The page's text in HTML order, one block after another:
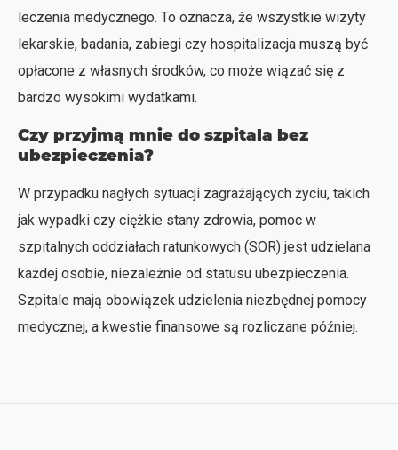
leczenia medycznego. To oznacza, że wszystkie wizyty
lekarskie, badania, zabiegi czy hospitalizacja muszą być
opłacone z własnych środków, co może wiązać się z
bardzo wysokimi wydatkami.
Czy przyjmą mnie do szpitala bez
ubezpieczenia?
W przypadku nagłych sytuacji zagrażających życiu, takich
jak wypadki czy ciężkie stany zdrowia, pomoc w
szpitalnych oddziałach ratunkowych (SOR) jest udzielana
każdej osobie, niezależnie od statusu ubezpieczenia.
Szpitale mają obowiązek udzielenia niezbędnej pomocy
medycznej, a kwestie finansowe są rozliczane później.